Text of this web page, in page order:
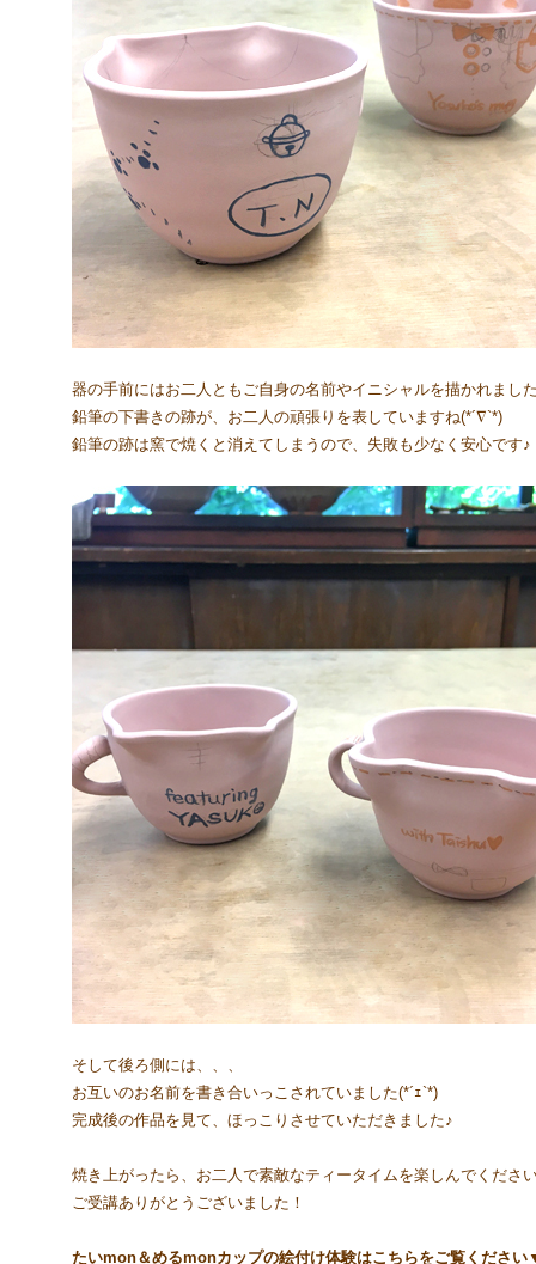
器の手前にはお二人ともご自身の名前やイニシャルを描かれまし
鉛筆の下書きの跡が、お二人の頑張りを表していますね(*´∇`*)
鉛筆の跡は窯で焼くと消えてしまうので、失敗も少なく安心です♪
そして後ろ側には、、、
お互いのお名前を書き合いっこされていました(*´ｪ`*)
完成後の作品を見て、ほっこりさせていただきました♪
焼き上がったら、お二人で素敵なティータイムを楽しんでくださ
ご受講ありがとうございました！
たいmon＆めるmonカップの絵付け体験はこちらをご覧くださ